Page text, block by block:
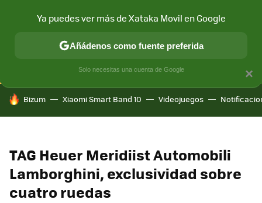
CONECTIVIDAD MÓVIL Y SOCIEDAD APLICACIONES
HOY SE HABLA DE
Bizum Xiaomi Smart Band 10 Videojuegos
TAG Heuer Meridiist Automobili
Lamborghini, exclusividad sobre
cuatro ruedas
×
Ya puedes ver más de Xataka Movil en Google
Añádenos como fuente preferida
Solo necesitas una cuenta de Google